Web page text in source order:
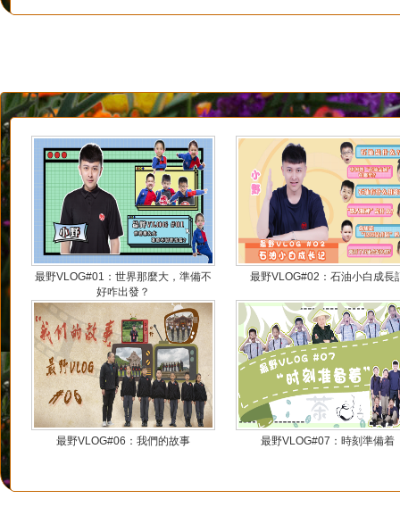
最野VLOG#01：世界那麼大，準備不
好咋出發？
最野VLOG#02：石油小白成長
最野VLOG#06：我們的故事 最野VLOG#07：時刻準備着